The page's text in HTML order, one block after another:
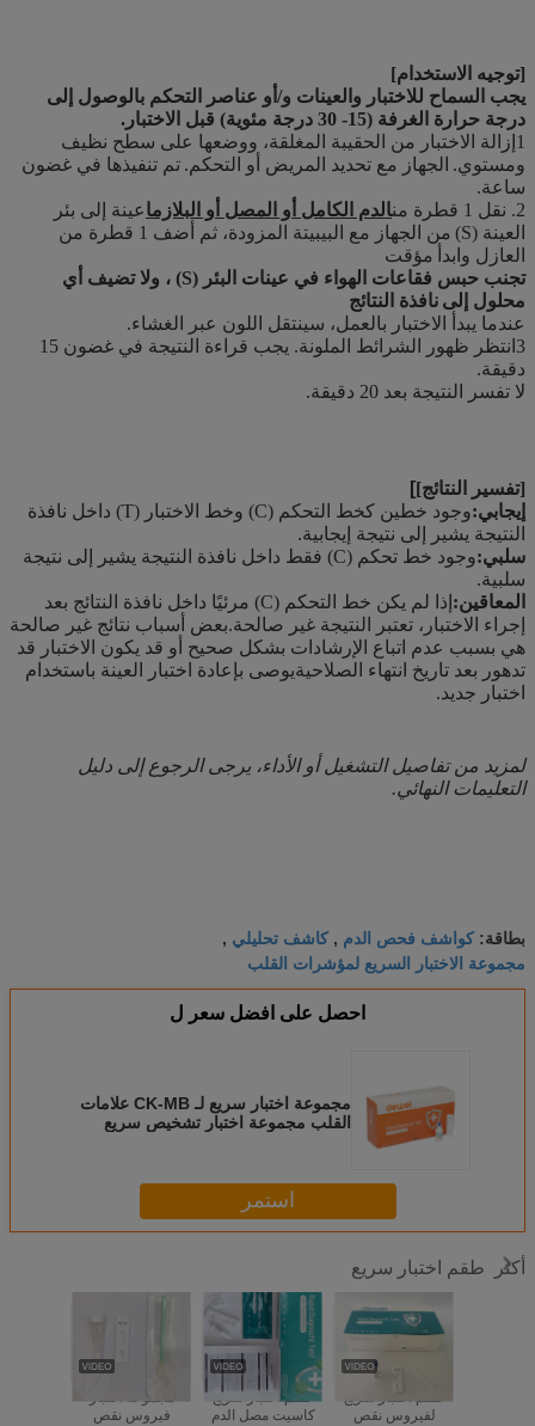
[توجيه الاستخدام]
يجب السماح للاختبار والعينات و/أو عناصر التحكم بالوصول إلى
درجة حرارة الغرفة (15- 30 درجة مئوية) قبل الاختبار.
1إزالة الاختبار من الحقيبة المغلقة، ووضعها على سطح نظيف
ومستوي. الجهاز مع تحديد المريض أو التحكم. تم تنفيذها في غضون
ساعة.
2. نقل 1 قطرة من
الدم الكامل أو المصل أو البلازماعينة إلى بئر
العينة (S)
من الجهاز مع البيبيتة المزودة، ثم أضف 1 قطرة من
العازل وابدأ مؤقت
تجنب حبس فقاعات الهواء في عينات البئر (S) ، ولا تضيف أي
محلول إلى نافذة النتائج
عندما يبدأ الاختبار بالعمل، سينتقل اللون عبر الغشاء.
3انتظر ظهور الشرائط الملونة. يجب قراءة النتيجة في غضون 15
دقيقة.
لا تفسر النتيجة بعد 20 دقيقة.
[تفسير النتائج]]
إيجابي:
وجود خطين كخط التحكم (C) وخط الاختبار (T) داخل نافذة
النتيجة يشير إلى نتيجة إيجابية.
سلبي:
وجود خط تحكم (C) فقط داخل نافذة النتيجة يشير إلى نتيجة
سلبية.
المعاقين:
إذا لم يكن خط التحكم (C) مرئيًا داخل نافذة النتائج بعد
إجراء الاختبار، تعتبر النتيجة غير صالحة.بعض أسباب نتائج غير صالحة
هي بسبب عدم اتباع الإرشادات بشكل صحيح أو قد يكون الاختبار قد
تدهور بعد تاريخ انتهاء الصلاحيةيوصى بإعادة اختبار العينة باستخدام
اختبار جديد.
لمزيد من تفاصيل التشغيل أو الأداء، يرجى الرجوع إلى دليل
التعليمات النهائي.
بطاقة: كواشف فحص الدم , كاشف تحليلي ,
مجموعة الاختبار السريع لمؤشرات القلب
احصل على افضل سعر ل
مجموعة اختبار سريع لـ CK-MB علامات
القلب مجموعة اختبار تشخيص سريع
استمر
أكثر طقم اختبار سريع
مجموعة اختبار
فيروس نقص
طقم اختبار سريع
كاسيت مصل الدم
طقم اختبار سريع
لفيروس نقص